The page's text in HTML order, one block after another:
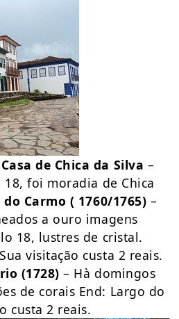
Casa de Chica da Silva –
foi moradia de Chica
Carmo ( 1760/1765) –
a ouro imagens
18, lustres de cristal.
visitação custa 2 reais.
(1728) – Hà domingos
de corais End: Largo do
custa 2 reais.